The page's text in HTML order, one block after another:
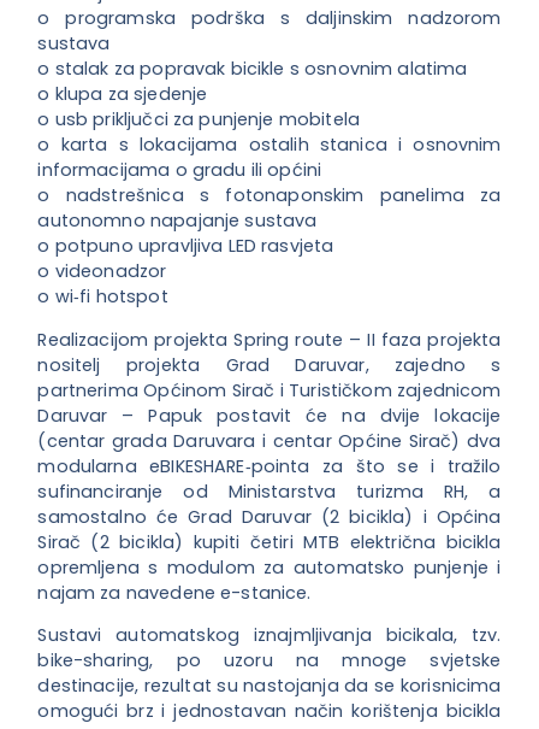
o programska podrška s daljinskim nadzorom
sustava
o stalak za popravak bicikle s osnovnim alatima
o klupa za sjedenje
o usb priključci za punjenje mobitela
o karta s lokacijama ostalih stanica i osnovnim
informacijama o gradu ili općini
o nadstrešnica s fotonaponskim panelima za
autonomno napajanje sustava
o potpuno upravljiva LED rasvjeta
o videonadzor
o wi‐fi hotspot
Realizacijom projekta Spring route – II faza projekta
nositelj projekta Grad Daruvar, zajedno s
partnerima Općinom Sirač i Turističkom zajednicom
Daruvar – Papuk postavit će na dvije lokacije
(centar grada Daruvara i centar Općine Sirač) dva
modularna eBIKESHARE‐pointa za što se i tražilo
sufinanciranje od Ministarstva turizma RH, a
samostalno će Grad Daruvar (2 bicikla) i Općina
Sirač (2 bicikla) kupiti četiri MTB električna bicikla
opremljena s modulom za automatsko punjenje i
najam za navedene e-stanice.
Sustavi automatskog iznajmljivanja bicikala, tzv.
bike-sharing, po uzoru na mnoge svjetske
destinacije, rezultat su nastojanja da se korisnicima
omogući brz i jednostavan način korištenja bicikla